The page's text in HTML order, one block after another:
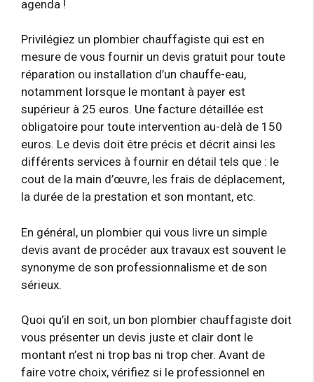
agenda !
Privilégiez un plombier chauffagiste qui est en
mesure de vous fournir un devis gratuit pour toute
réparation ou installation d’un chauffe-eau,
notamment lorsque le montant à payer est
supérieur à 25 euros. Une facture détaillée est
obligatoire pour toute intervention au-delà de 150
euros. Le devis doit être précis et décrit ainsi les
différents services à fournir en détail tels que : le
cout de la main d’œuvre, les frais de déplacement,
la durée de la prestation et son montant, etc.
En général, un plombier qui vous livre un simple
devis avant de procéder aux travaux est souvent le
synonyme de son professionnalisme et de son
sérieux.
Quoi qu’il en soit, un bon plombier chauffagiste doit
vous présenter un devis juste et clair dont le
montant n’est ni trop bas ni trop cher. Avant de
faire votre choix, vérifiez si le professionnel en